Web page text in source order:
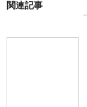
関連記事